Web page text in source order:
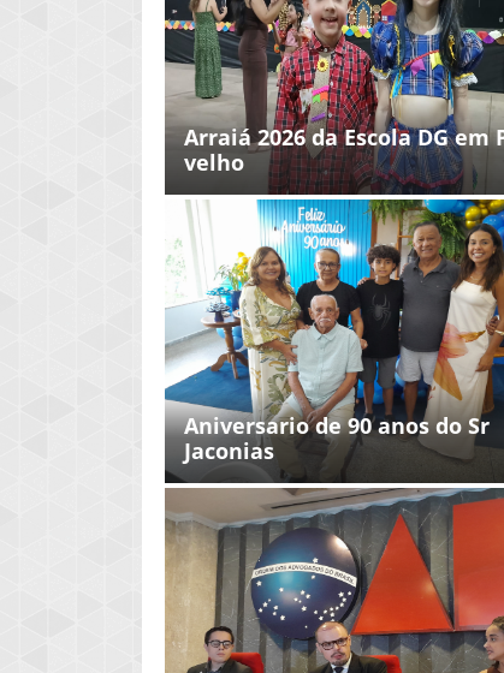
Arraiá 2026 da Escola DG em
velho
Aniversario de 90 anos do Sr
Jaconias